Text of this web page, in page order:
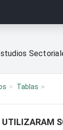
Tablas